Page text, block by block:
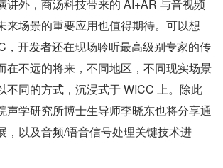
讲外，商汤科技带来的 AI+AR 与音视频
来场景的重要应用也值得期待。可以想
，开发者还在现场聆听最高级别专家的传
在不远的将来，不同地区，不同现实场景
不同的方式，沉浸式于 WICC 上。除此
声学研究所博士生导师李晓东也将分享通
，以及音频/语音信号处理关键技术进